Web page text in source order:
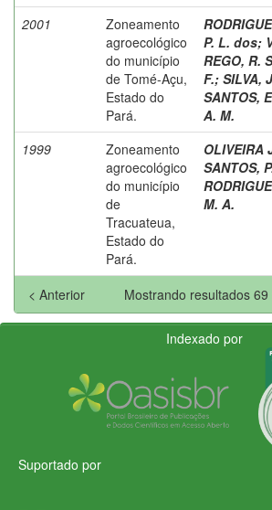
2001
Zoneamento
agroecológico
do município
de Tomé-Açu,
Estado do
Pará.
P. L. dos;
REGO, R.
F.; SILVA,
SANTOS,
A. M.
1999
Zoneamento
agroecológico
do município
de
Tracuateua,
Estado do
Pará.
OLIVEIRA
SANTOS,
M. A.
Mostrando resultados
< Anterior
Indexado por
Suportado por